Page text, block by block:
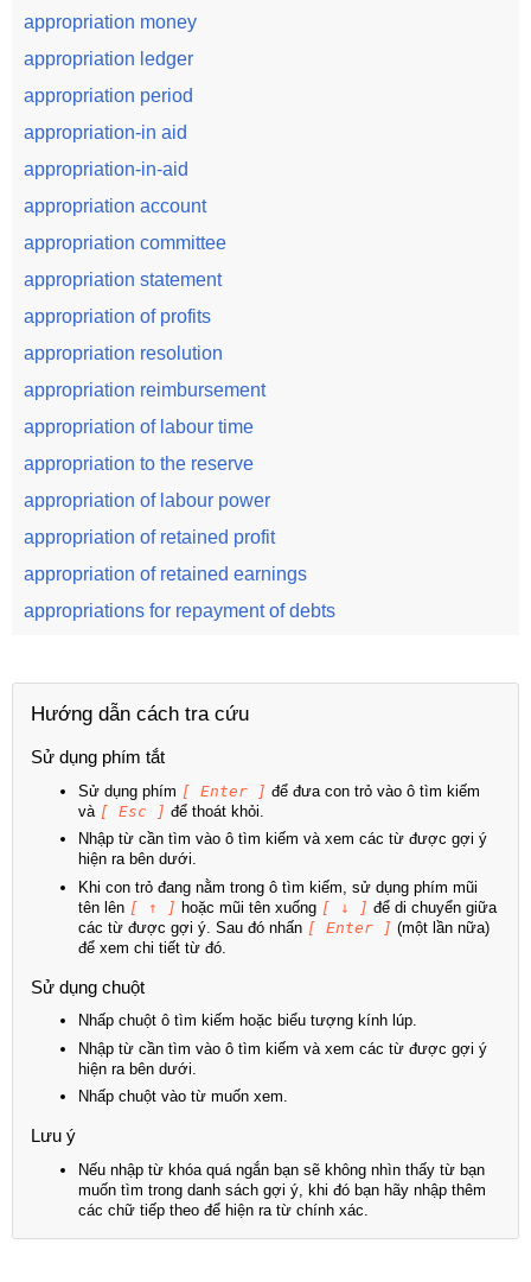
appropriation money
appropriation ledger
appropriation period
appropriation-in aid
appropriation-in-aid
appropriation account
appropriation committee
appropriation statement
appropriation of profits
appropriation resolution
appropriation reimbursement
appropriation of labour time
appropriation to the reserve
appropriation of labour power
appropriation of retained profit
appropriation of retained earnings
appropriations for repayment of debts
Hướng dẫn cách tra cứu
Sử dụng phím tắt
Sử dụng phím [ Enter ] để đưa con trỏ vào ô tìm kiếm
và [ Esc ] để thoát khỏi.
Nhập từ cần tìm vào ô tìm kiếm và xem các từ được gợi ý
hiện ra bên dưới.
Khi con trỏ đang nằm trong ô tìm kiếm, sử dụng phím mũi
tên lên [ ↑ ] hoặc mũi tên xuống [ ↓ ] để di chuyển giữa
các từ được gợi ý. Sau đó nhấn [ Enter ] (một lần nữa)
để xem chi tiết từ đó.
Sử dụng chuột
Nhấp chuột ô tìm kiếm hoặc biểu tượng kính lúp.
Nhập từ cần tìm vào ô tìm kiếm và xem các từ được gợi ý
hiện ra bên dưới.
Nhấp chuột vào từ muốn xem.
Lưu ý
Nếu nhập từ khóa quá ngắn bạn sẽ không nhìn thấy từ bạn
muốn tìm trong danh sách gợi ý, khi đó bạn hãy nhập thêm
các chữ tiếp theo để hiện ra từ chính xác.